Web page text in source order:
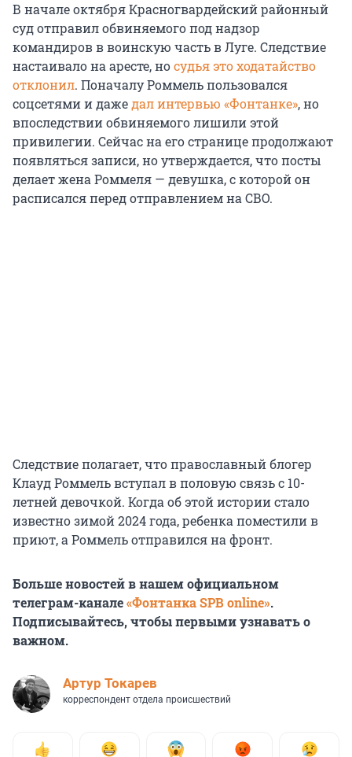
В начале октября Красногвардейский районный
суд отправил обвиняемого под надзор
командиров в воинскую часть в Луге. Следствие
настаивало на аресте, носудья это ходатайство
отклонил. Поначалу Роммель пользовался
соцсетями и дажедал интервью «Фонтанке», но
впоследствии обвиняемого лишили этой
привилегии. Сейчас на его странице продолжают
появляться записи, но утверждается, что посты
делает жена Роммеля — девушка, с которой он
расписался перед отправлением на СВО.
Следствие полагает, что православный блогер
Клауд Роммель вступал в половую связь с 10-
летней девочкой. Когда об этой истории стало
известно зимой 2024 года, ребенка поместили в
приют, а Роммель отправился на фронт.
Больше новостей в нашем официальном
телеграм-канале«Фонтанка SPB online».
Подписывайтесь, чтобы первыми узнавать о
важном.
Артур Токарев
корреспондент отдела происшествий